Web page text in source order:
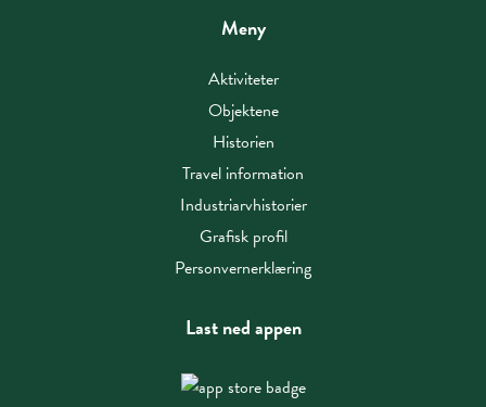
Meny
Aktiviteter
Objektene
Historien
Travel information
Industriarvhistorier
Grafisk profil
Personvernerklæring
Last ned appen